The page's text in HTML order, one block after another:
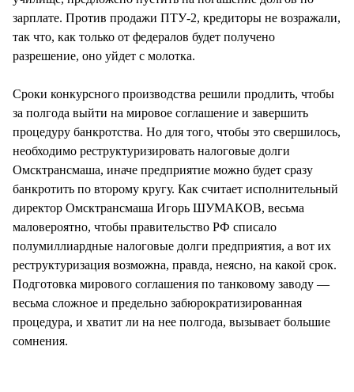
зарплате. Против продажи ПТУ-2, кредиторы не возражали,
так что, как только от федералов будет получено
разрешение, оно уйдет с молотка.
Сроки конкурсного производства решили продлить, чтобы
за полгода выйти на мировое соглашение и завершить
процедуру банкротства. Но для того, чтобы это свершилось,
необходимо реструктуризировать налоговые долги
Омсктрансмаша, иначе предприятие можно будет сразу
банкротить по второму кругу. Как считает исполнительный
директор Омсктрансмаша Игорь ШУМАКОВ, весьма
маловероятно, чтобы правительство РФ списало
полумиллиардные налоговые долги предприятия, а вот их
реструктуризация возможна, правда, неясно, на какой срок.
Подготовка мирового соглашения по танковому заводу —
весьма сложное и предельно забюрократизированная
процедура, и хватит ли на нее полгода, вызывает большие
сомнения.